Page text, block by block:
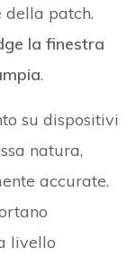
della patch.
la finestra
.
su dispositivi
natura,
accurate.
livello